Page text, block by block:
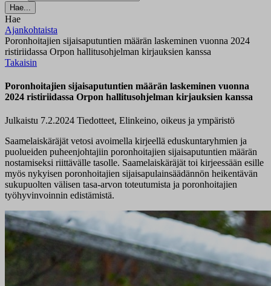
Hae...
Hae
Ajankohtaista
Poronhoitajien sijaisaputuntien määrän laskeminen vuonna 2024
ristiriidassa Orpon hallitusohjelman kirjauksien kanssa
Takaisin
Poronhoitajien sijaisaputuntien määrän laskeminen vuonna
2024 ristiriidassa Orpon hallitusohjelman kirjauksien kanssa
Julkaistu 7.2.2024 Tiedotteet, Elinkeino, oikeus ja ympäristö
Saamelaiskäräjät vetosi avoimella kirjeellä eduskuntaryhmien ja
puolueiden puheenjohtajiin poronhoitajien sijaisaputuntien määrän
nostamiseksi riittävälle tasolle. Saamelaiskäräjät toi kirjeessään esille
myös nykyisen poronhoitajien sijaisapulainsäädännön heikentävän
sukupuolten välisen tasa-arvon toteutumista ja poronhoitajien
työhyvinvoinnin edistämistä.